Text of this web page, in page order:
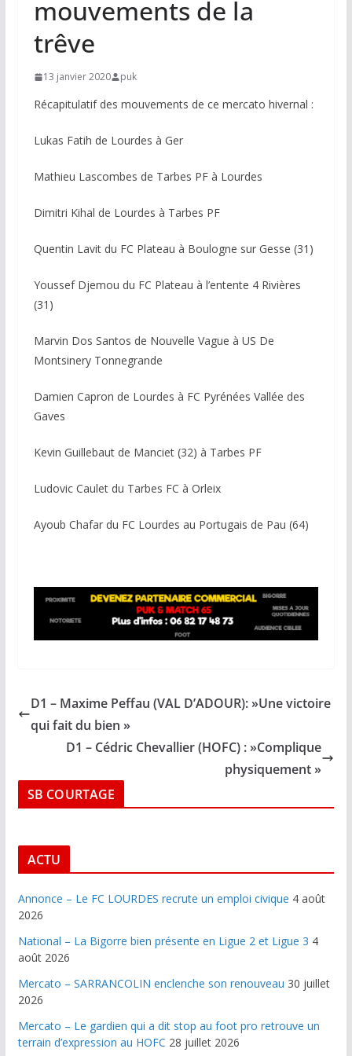
mouvements de la
trêve
13 janvier 2020 puk
Récapitulatif des mouvements de ce mercato hivernal :
Lukas Fatih de Lourdes à Ger
Mathieu Lascombes de Tarbes PF à Lourdes
Dimitri Kihal de Lourdes à Tarbes PF
Quentin Lavit du FC Plateau à Boulogne sur Gesse (31)
Youssef Djemou du FC Plateau à l’entente 4 Rivières
(31)
Marvin Dos Santos de Nouvelle Vague à US De
Montsinery Tonnegrande
Damien Capron de Lourdes à FC Pyrénées Vallée des
Gaves
Kevin Guillebaut de Manciet (32) à Tarbes PF
Ludovic Caulet du Tarbes FC à Orleix
Ayoub Chafar du FC Lourdes au Portugais de Pau (64)
D1 – Maxime Peffau (VAL D’ADOUR): »Une victoire
qui fait du bien »
D1 – Cédric Chevallier (HOFC) : »Complique
physiquement »
SB COURTAGE
ACTU
Annonce – Le FC LOURDES recrute un emploi civique 4 août
2026
National – La Bigorre bien présente en Ligue 2 et Ligue 3 4
août 2026
Mercato – SARRANCOLIN enclenche son renouveau 30 juillet
2026
Mercato – Le gardien qui a dit stop au foot pro retrouve un
terrain d’expression au HOFC 28 juillet 2026